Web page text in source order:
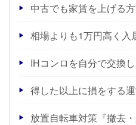
中古でも家賃を上げる
相場よりも1万円高く入
IHコンロを自分で交換
得した以上に損をする運
放置自転車対策『撤去・